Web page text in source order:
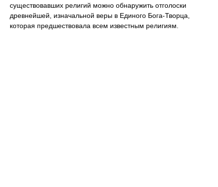
существовавших религий можно обнаружить отголоски
древнейшей, изначальной веры в Единого Бога-Творца,
которая предшествовала всем известным религиям.